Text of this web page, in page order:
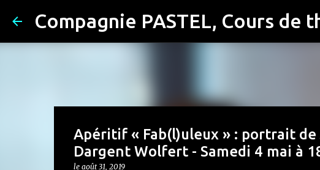
Apéritif « Fab(l)uleux » : portrait
Dargent Wolfert - Samedi 4 mai à
le août 31, 2019